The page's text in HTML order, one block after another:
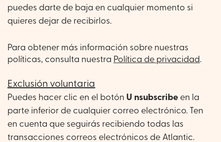
puedes darte de baja en cualquier momento si
quieres dejar de recibirlos.
Para obtener más información sobre nuestras
políticas, consulta nuestra Política de privacidad.
Exclusión voluntaria
Puedes hacer clic en el botón U nsubscribe en la
parte inferior de cualquier correo electrónico. Ten
en cuenta que seguirás recibiendo todas las
transacciones correos electrónicos de Atlantic.